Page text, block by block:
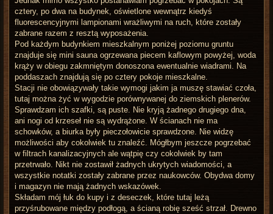
cztery, po dwa na budynek, oświetlone wewnątrz kiedyś
fluorescencyjnymi lampionami wrażliwymi na ruch, które zostały
zabrane razem z resztą wyposażenia.
Pod każdym budynkiem mieszkalnym poniżej poziomu gruntu
znajduje się mini sauna ogrzewana piecem kaflowym powyżej, woda
krąży w obiegu zakmniętym donoszona ewentualnie wiadrami. Na
poddaszach znajdują się po cztery pokoje mieszkalne.
Stacji nie obowiązywały takie wymogi jakim ja muszę stawiać czoła,
tutaj można żyć w wygodzie porównywanej do ziemskich plenerów.
Sprawdzam ich szafki, są puste. Nie kryją żadnego drugiego dna,
ani nogi od krzeseł nie są wydrążone. W ścianach nie ma
schowków, a biurka były pieczołowicie sprawdzone. Nie widzę
możliwości aby cokolwiek tu znaleźć. Mógłbym jeszcze pogrzebać
w filtrach kanalizacyjnych ale wątpię czy cokolwiek by tam
przetrwało. Nikt nie zostawił żadnych ukrytych wiadomości, a
wszystkie notatki zostały zabrane przez naukowców. Obydwa domy
i magazyn nie mają żadnych wskazówek.
Składam mój łuk do kupy i z deseczek, które tutaj leżą
przyśrubowane między podłogą, a ścianą robię sześć strzał. Drewno